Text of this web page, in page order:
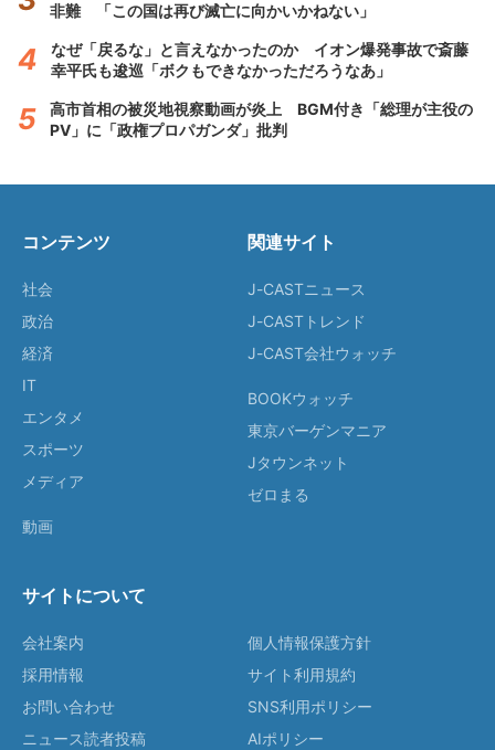
非難 「この国は再び滅亡に向かいかねない」
なぜ「戻るな」と言えなかったのか イオン爆発事故で斎藤
幸平氏も逡巡「ボクもできなかっただろうなあ」
高市首相の被災地視察動画が炎上 BGM付き「総理が主役の
PV」に「政権プロパガンダ」批判
コンテンツ
社会
政治
経済
IT
エンタメ
スポーツ
メディア
動画
関連サイト
J-CASTニュース
J-CASTトレンド
J-CAST会社ウォッチ
BOOKウォッチ
東京バーゲンマニア
Jタウンネット
ゼロまる
サイトについて
会社案内
採用情報
お問い合わせ
ニュース読者投稿
個人情報保護方針
サイト利用規約
SNS利用ポリシー
AIポリシー